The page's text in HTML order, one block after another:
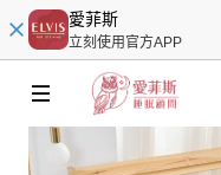
愛菲斯
立刻使用官方APP